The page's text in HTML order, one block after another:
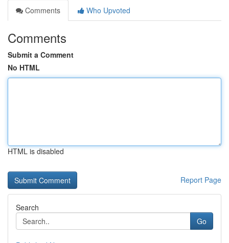
Comments
Who Upvoted
Comments
Submit a Comment
No HTML
HTML is disabled
Report Page
Search
Go